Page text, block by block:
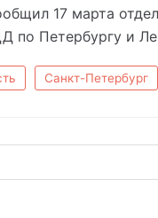
17 марта отдел
по Петербургу и
Санкт-Петербург